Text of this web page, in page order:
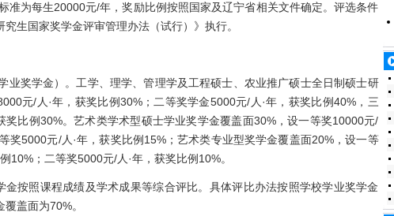
为每生20000元/年，奖励比例按照国家及辽宁省相关文件确定。评选条件
生国家奖学金评审管理办法（试行）》执行。
奖学金）。工学、理学、管理学及工程硕士、农业推广硕士全日制硕士研
元/人·年，获奖比例30%；二等奖学金5000元/人·年，获奖比例40%，三
奖比例30%。艺术类学术型硕士学业奖学金覆盖面30%，设一等奖10000元/
奖5000元/人·年，获奖比例15%；艺术类专业型奖学金覆盖面20%，设一等
10%；二等奖5000元/人·年，获奖比例10%。
照课程成绩及学术成果等综合评比。具体评比办法按照学校学业奖学金
盖面为70%。